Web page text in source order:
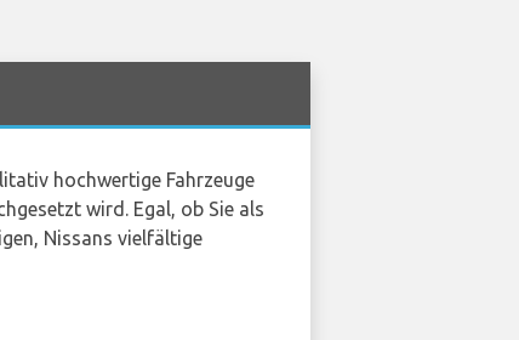
hochwertige Fahrzeuge
wird. Egal, ob Sie als
Nissans vielfältige